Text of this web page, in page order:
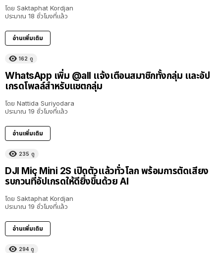
โดย Saktaphat Kordjan
ประมาณ 18 ชั่วโมงที่แล้ว
อ่านเพิ่มเติม
162 ดู
WhatsApp เพิ่ม @all แจ้งเตือนสมาชิกทั้งกลุ่ม และอัป
เกรดโพลล์สำหรับแชตกลุ่ม
โดย Nattida Suriyodara
ประมาณ 19 ชั่วโมงที่แล้ว
อ่านเพิ่มเติม
235 ดู
DJI Mic Mini 2S เปิดตัวแล้วทั่วโลก พร้อมการตัดเสียง
รบกวนที่อัปเกรดให้ดียิ่งขึ้นด้วย AI
โดย Saktaphat Kordjan
ประมาณ 19 ชั่วโมงที่แล้ว
อ่านเพิ่มเติม
294 ดู